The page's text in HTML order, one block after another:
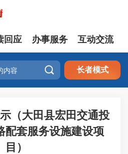
回应 办事服务 互动交流
 长者模式
（大田县宏田交通投
配套服务设施建设项
目）